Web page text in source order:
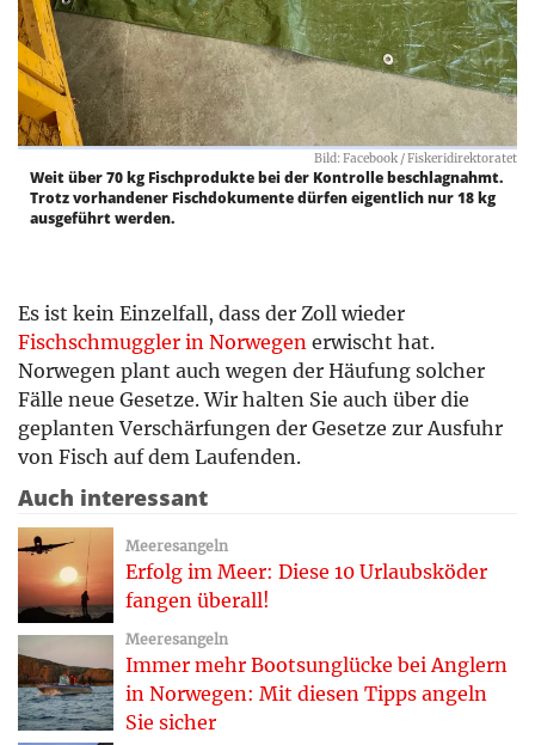
Bild: Facebook / Fiskeridirektoratet
Weit über 70 kg Fischprodukte bei der Kontrolle beschlagnahmt.
Trotz vorhandener Fischdokumente dürfen eigentlich nur 18 kg
ausgeführt werden.
Es ist kein Einzelfall, dass der Zoll wieder
Fischschmuggler in Norwegen erwischt hat.
Norwegen plant auch wegen der Häufung solcher
Fälle neue Gesetze. Wir halten Sie auch über die
geplanten Verschärfungen der Gesetze zur Ausfuhr
von Fisch auf dem Laufenden.
Auch interessant
Meeresangeln
Erfolg im Meer: Diese 10 Urlaubsköder
fangen überall!
Meeresangeln
Immer mehr Bootsunglücke bei Anglern
in Norwegen: Mit diesen Tipps angeln
Sie sicher